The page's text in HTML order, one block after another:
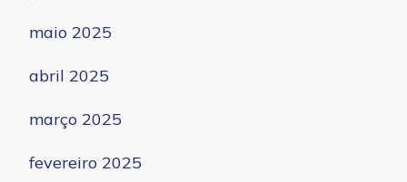
maio 2025
abril 2025
março 2025
fevereiro 2025